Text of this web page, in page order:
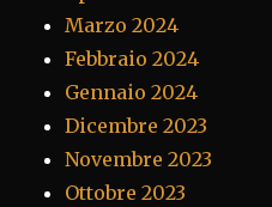
Marzo 2024
Febbraio 2024
Gennaio 2024
Dicembre 2023
Novembre 2023
Ottobre 2023